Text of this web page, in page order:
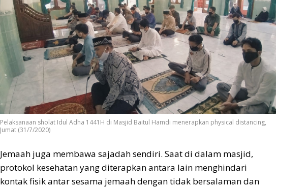
Pelaksanaan sholat Idul Adha 1441H di Masjid Baitul Hamdi menerapkan physical distancing,
Jumat (31/7/2020)
Jemaah juga membawa sajadah sendiri. Saat di dalam masjid,
protokol kesehatan yang diterapkan antara lain menghindari
kontak fisik antar sesama jemaah dengan tidak bersalaman dan